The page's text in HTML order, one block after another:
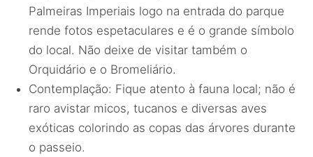
Palmeiras Imperiais logo na entrada do parque
rende fotos espetaculares e é o grande símbolo
do local. Não deixe de visitar também o
Orquidário e o Bromeliário.
Contemplação: Fique atento à fauna local; não é
raro avistar micos, tucanos e diversas aves
exóticas colorindo as copas das árvores durante
o passeio.